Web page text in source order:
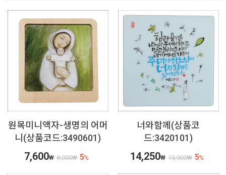
원목미니액자-생명의 어머
니(상품코드:3490601)
7,600₩ 8,000₩ 5%
너와함께(상품코
드:3420101)
14,250₩ 15,000₩ 5%